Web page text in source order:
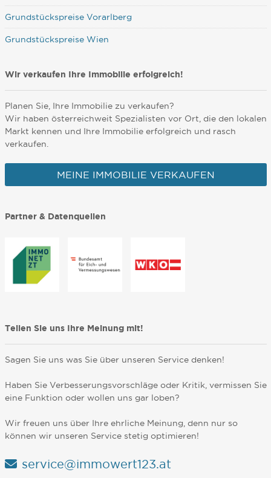
Grundstückspreise Vorarlberg
Grundstückspreise Wien
Wir verkaufen Ihre Immobilie erfolgreich!
Planen Sie, Ihre Immobilie zu verkaufen?
Wir haben österreichweit Spezialisten vor Ort, die den lokalen
Markt kennen und Ihre Immobilie erfolgreich und rasch
verkaufen.
MEINE IMMOBILIE VERKAUFEN
Partner & Datenquellen
Teilen Sie uns Ihre Meinung mit!
Sagen Sie uns was Sie über unseren Service denken!
Haben Sie Verbesserungsvorschläge oder Kritik, vermissen Sie
eine Funktion oder wollen uns gar loben?
Wir freuen uns über Ihre ehrliche Meinung, denn nur so
können wir unseren Service stetig optimieren!
service@immowert123.at